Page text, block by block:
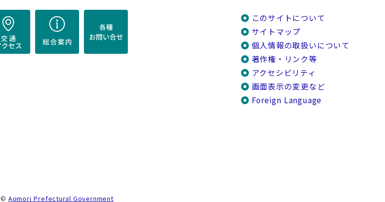
このサイトについて
サイトマップ
個人情報の取扱いについて
著作権・リンク等
アクセシビリティ
画面表示の変更など
Foreign Language
© Aomori Prefectural Government